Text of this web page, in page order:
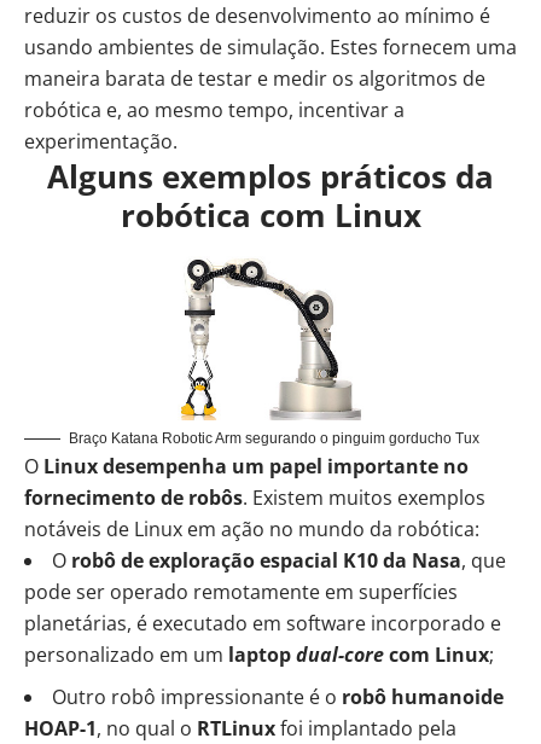
reduzir os custos de desenvolvimento ao mínimo é
usando ambientes de simulação. Estes fornecem uma
maneira barata de testar e medir os algoritmos de
robótica e, ao mesmo tempo, incentivar a
experimentação.
Alguns exemplos práticos da
robótica com Linux
Braço Katana Robotic Arm segurando o pinguim gorducho Tux
O Linux desempenha um papel importante no
fornecimento de robôs. Existem muitos exemplos
notáveis de Linux em ação no mundo da robótica:
O robô de exploração espacial K10 da Nasa, que
pode ser operado remotamente em superfícies
planetárias, é executado em software incorporado e
personalizado em um laptopdual-corecom Linux;
Outro robô impressionante é o robô humanoide
HOAP-1, no qual o RTLinuxfoi implantado pela